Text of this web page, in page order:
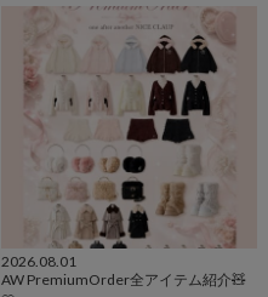
2026.08.01
AW PremiumOrder全アイテム紹介🧸